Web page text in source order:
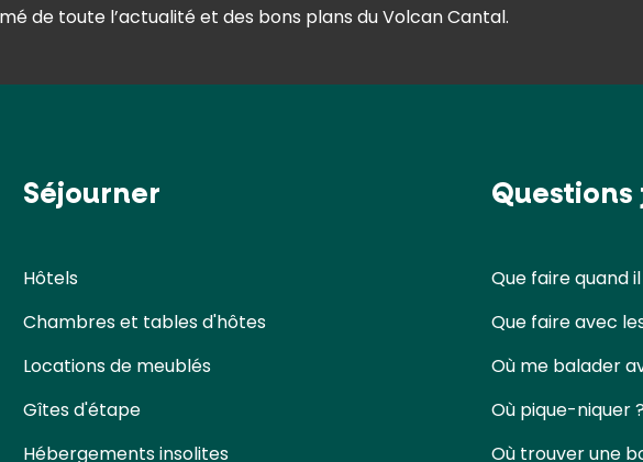
de toute l’actualité et des bons plans du Volcan Cantal.
Séjourner
Hôtels
Chambres et tables d'hôtes
Locations de meublés
Gîtes d'étape
Hébergements insolites
Que faire quand
Que faire avec
Où me balader
Où pique-niquer
Où trouver une